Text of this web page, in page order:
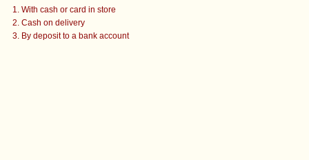
With cash or card in store
Cash on delivery
By deposit to a bank account